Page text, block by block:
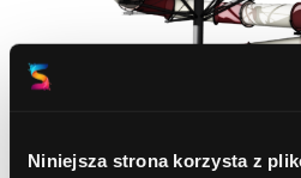
Niniejsza strona korzysta z